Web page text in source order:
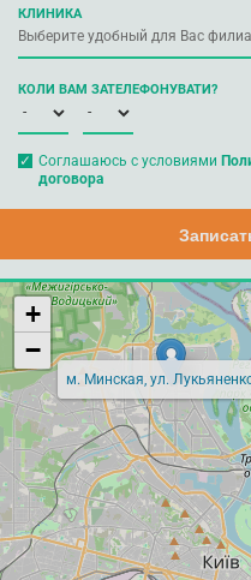
КЛИНИКА
КОЛИ ВАМ ЗАТЕЛЕФОНУВАТИ?
Соглашаюсь с условиями
договора
м. Минская, ул.
+
−